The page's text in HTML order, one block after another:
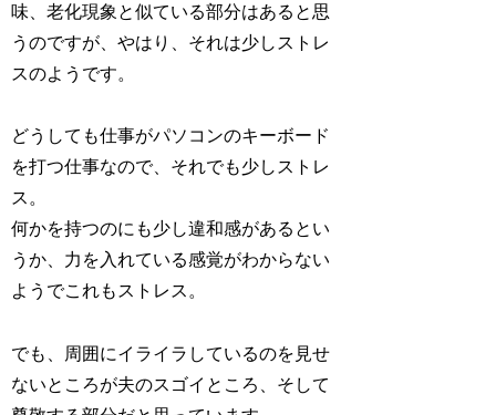
味、老化現象と似ている部分はあると思
うのですが、やはり、それは少しストレ
スのようです。
どうしても仕事がパソコンのキーボード
を打つ仕事なので、それでも少しストレ
ス。
何かを持つのにも少し違和感があるとい
うか、力を入れている感覚がわからない
ようでこれもストレス。
でも、周囲にイライラしているのを見せ
ないところが夫のスゴイところ、そして